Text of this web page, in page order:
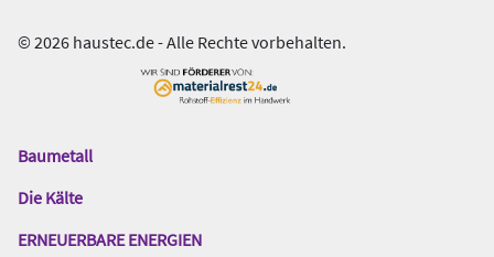
© 2026 haustec.de - Alle Rechte vorbehalten.
Das
Gentner
Baumetall
Die Kälte
ERNEUERBARE ENERGIEN